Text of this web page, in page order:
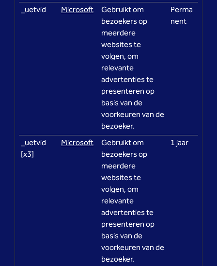
_uetvid Microsoft
Gebruikt om
bezoekers op
meerdere
websites te
volgen, om
relevante
advertenties te
presenteren op
basis van de
voorkeuren van de
bezoeker.
Perma
nent
_uetvid
[x3]
Microsoft
Gebruikt om
bezoekers op
meerdere
websites te
volgen, om
relevante
advertenties te
presenteren op
basis van de
voorkeuren van de
bezoeker.
1 jaar